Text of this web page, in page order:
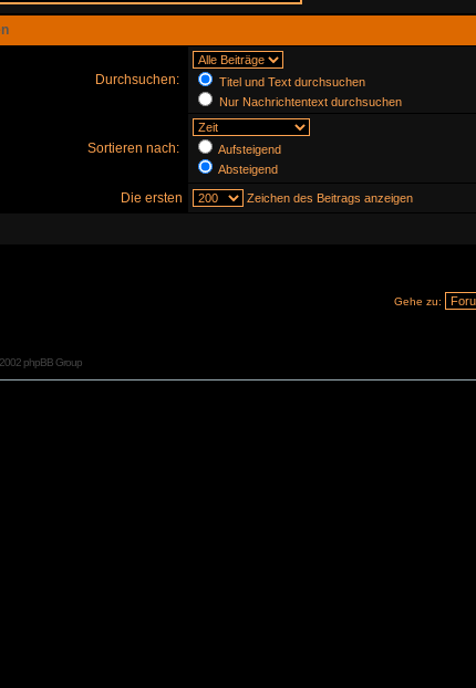
Durchsuchen:
Titel und Text durchsuchen
Nur Nachrichtentext durchsuchen
Sortieren nach:
Aufsteigend
Absteigend
Die ersten Zeichen des Beitrags anzeigen
Gehe zu:
phpBB Group